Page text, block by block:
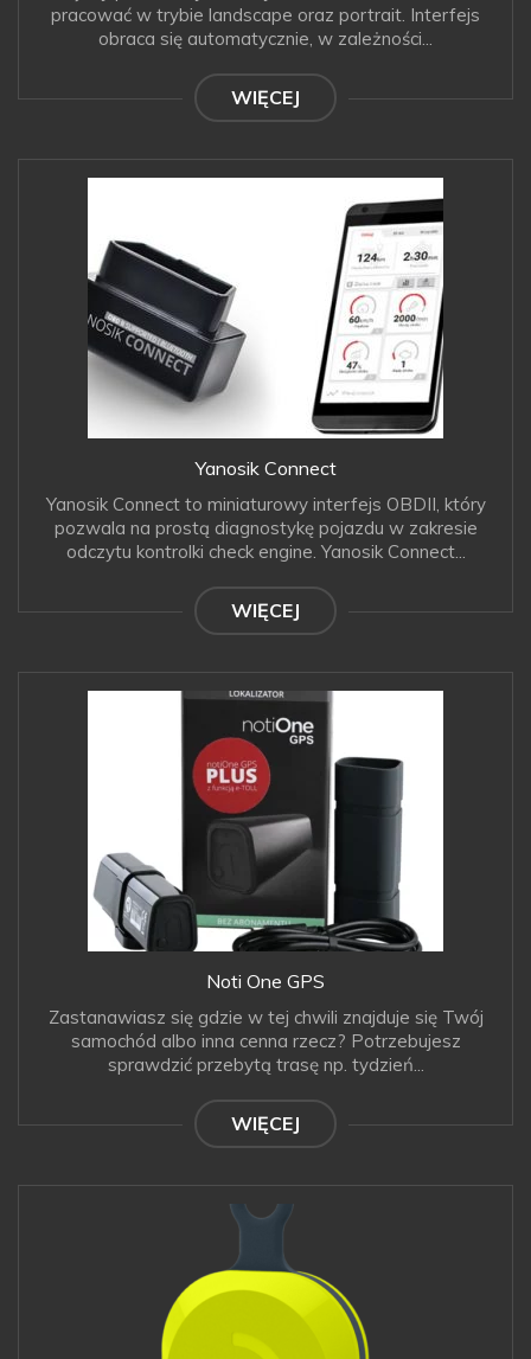
pracować w trybie landscape oraz portrait. Interfejs
obraca się automatycznie, w zależności...
WIĘCEJ
Yanosik Connect
Yanosik Connect to miniaturowy interfejs OBDII, który
pozwala na prostą diagnostykę pojazdu w zakresie
odczytu kontrolki check engine. Yanosik Connect...
WIĘCEJ
Noti One GPS
Zastanawiasz się gdzie w tej chwili znajduje się Twój
samochód albo inna cenna rzecz? Potrzebujesz
sprawdzić przebytą trasę np. tydzień...
WIĘCEJ